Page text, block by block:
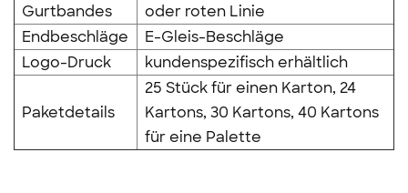
Gurtbandes
oder roten Linie
Endbeschläge
E-Gleis-Beschläge
Logo-Druck
kundenspezifisch erhältlich
Paketdetails
25 Stück für einen Karton, 24
Kartons, 30 Kartons, 40 Kartons
für eine Palette